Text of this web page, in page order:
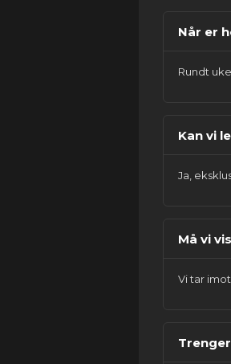
Når er
Rundt
Kan vi
Ja,
Må vi
Vi tar